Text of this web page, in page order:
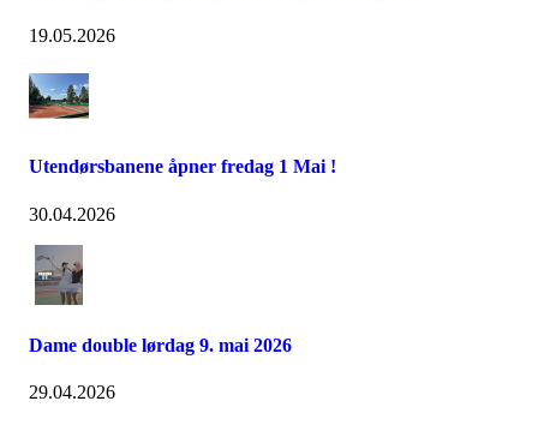
19.05.2026
Utendørsbanene åpner fredag 1 Mai !
30.04.2026
Dame double lørdag 9. mai 2026
29.04.2026